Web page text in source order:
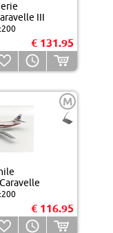
III
€ 131.95
M
€ 116.95